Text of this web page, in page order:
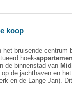
koop
het bruisende centrum
hoek-
de binnenstad van
de jachthaven en
en de Lange Jan).